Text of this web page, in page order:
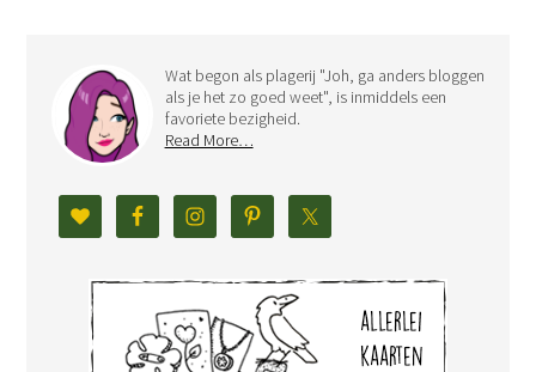
Wat begon als plagerij "Joh, ga anders bloggen
als je het zo goed weet", is inmiddels een
favoriete bezigheid.
Read More…